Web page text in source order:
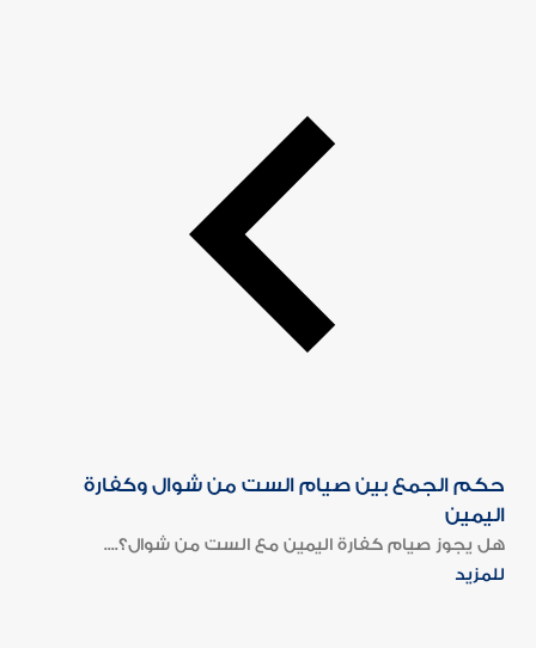
حكم الجمع بين صيام الست من شوال وكفارة
اليمين
هل يجوز صيام كفارة اليمين مع الست من شوال؟....
للمزيد